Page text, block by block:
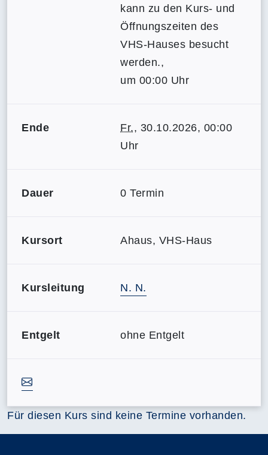
kann zu den Kurs- und
Öffnungszeiten des
VHS-Hauses besucht
werden.,
um 00:00 Uhr
Ende Fr., 30.10.2026, 00:00
Uhr
Dauer 0 Termin
Kursort Ahaus, VHS-Haus
Kursleitung N. N.
Entgelt ohne Entgelt
Für diesen Kurs sind keine Termine vorhanden.